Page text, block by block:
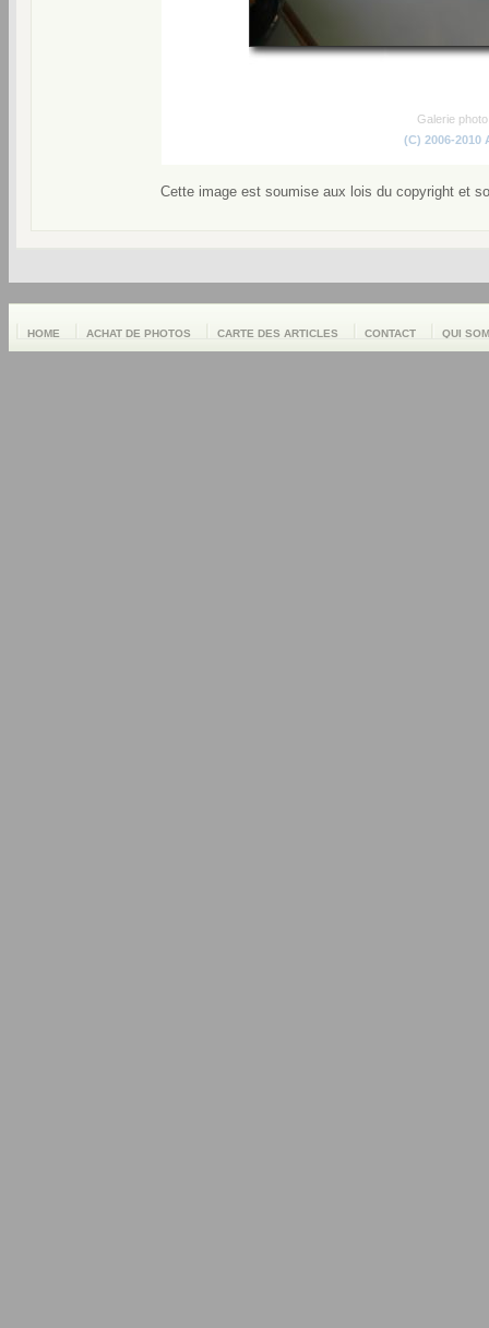
Galerie
(C) 2006-2010
Cette image est soumise aux lois du copyright et
HOME ACHAT DE PHOTOS CARTE DES ARTICLES CONTACT QUI